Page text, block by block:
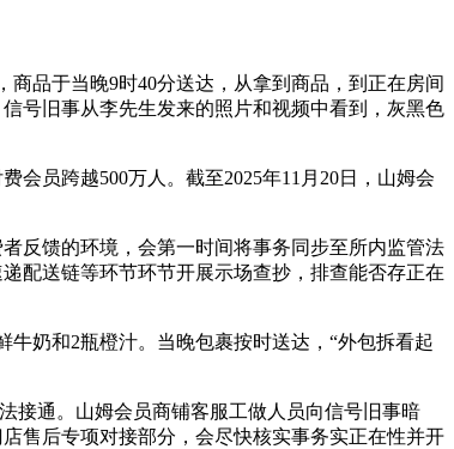
品于当晚9时40分送达，从拿到商品，到正在房间
号旧事从李先生发来的照片和视频中看到，灰黑色
员跨越500万人。截至2025年11月20日，山姆会
反馈的环境，会第一时间将事务同步至所内监管法
配送链等环节环节开展示场查抄，排查能否存正在
奶和2瓶橙汁。当晚包裹按时送达，“外包拆看起
通。山姆会员商铺客服工做人员向信号旧事暗
售后专项对接部分，会尽快核实事务实正在性并开